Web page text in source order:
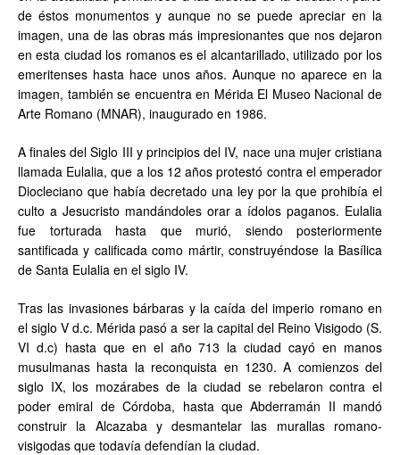
de éstos monumentos y aunque no se puede apreciar en la
imagen, una de las obras más impresionantes que nos dejaron
en esta ciudad los romanos es el alcantarillado, utilizado por los
emeritenses hasta hace unos años. Aunque no aparece en la
imagen, también se encuentra en Mérida El Museo Nacional de
Arte Romano (MNAR), inaugurado en 1986.
A finales del Siglo III y principios del IV, nace una mujer cristiana
llamada Eulalia, que a los 12 años protestó contra el emperador
Diocleciano que había decretado una ley por la que prohibía el
culto a Jesucristo mandándoles orar a ídolos paganos. Eulalia
fue torturada hasta que murió, siendo posteriormente
santificada y calificada como mártir, construyéndose la Basílica
de Santa Eulalia en el siglo IV.
Tras las invasiones bárbaras y la caída del imperio romano en
el siglo V d.c. Mérida pasó a ser la capital del Reino Visigodo (S.
VI d.c) hasta que en el año 713 la ciudad cayó en manos
musulmanas hasta la reconquista en 1230. A comienzos del
siglo IX, los mozárabes de la ciudad se rebelaron contra el
poder emiral de Córdoba, hasta que Abderramán II mandó
construir la Alcazaba y desmantelar las murallas romano-
visigodas que todavía defendían la ciudad.